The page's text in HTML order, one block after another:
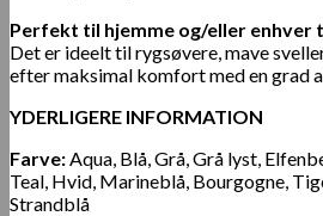
Perfekt til hjemme og/eller enhver
Det er ideelt til rygsøvere, mave
efter maksimal komfort med en grad
YDERLIGERE INFORMATION
Farve:Aqua, Blå, Grå, Grå lyst,
Teal, Hvid, Marineblå, Bourgogne,
Strandblå